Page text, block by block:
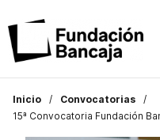
Inicio
Convocatorias
15ª Convocatoria Fundación